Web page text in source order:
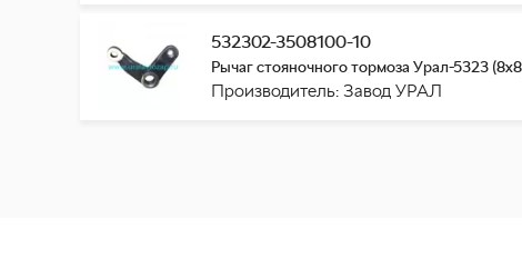
532302-3508100-10
Рычаг стояночного тормоза Урал-5323
Производитель: Завод УРАЛ